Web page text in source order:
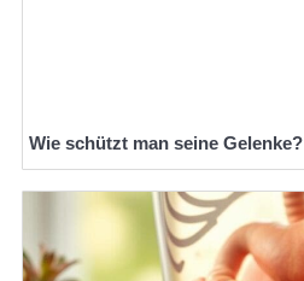
Wie schützt man seine Gelenke?